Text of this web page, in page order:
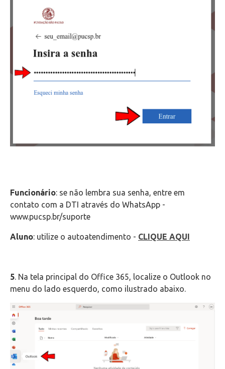
Funcionário: se não lembra sua senha, entre em
contato com a DTI através do WhatsApp -
www.pucsp.br/suporte
Aluno: utilize o autoatendimento - CLIQUE AQUI
5. Na tela principal do Office 365, localize o Outlook no
menu do lado esquerdo, como ilustrado abaixo.